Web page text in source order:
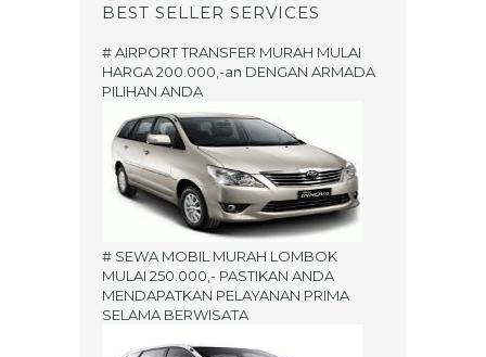
BEST SELLER SERVICES
# AIRPORT TRANSFER MURAH MULAI
HARGA 200.000,-an DENGAN ARMADA
PILIHAN ANDA
# SEWA MOBIL MURAH LOMBOK
MULAI 250.000,- PASTIKAN ANDA
MENDAPATKAN PELAYANAN PRIMA
SELAMA BERWISATA